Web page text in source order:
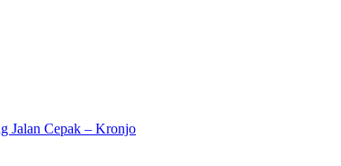
Jalan Cepak – Kronjo